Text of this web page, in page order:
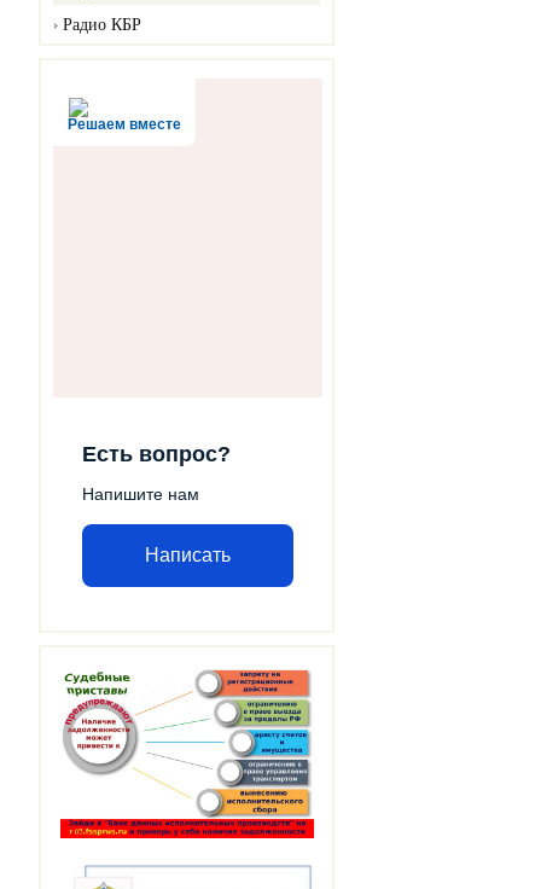
Радио КБР
Решаем вместе
Есть вопрос?
Напишите нам
Написать